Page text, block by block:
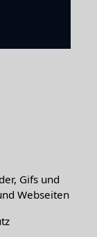
Gifs und
Webseiten